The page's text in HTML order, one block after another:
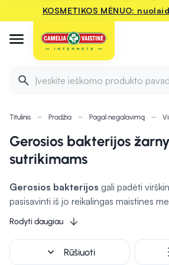
KOSMETIKOS MĖNUO:
Įveskite ieškomo produkto
Titulinis Pradžia Pagal negalavimą
Gerosios bakterijos
sutrikimams
Gerosios bakterijos gali padėti
pasisavinti iš jo reikalingas maistines
žarnyno mikroflorą
slopinti virškinimo sistemos
Gerosios bakterijos gali kovoti su
bakterijomis ir infekcijomis užkertant jų
Rodyti daugiau
expand_more Rūšiuoti